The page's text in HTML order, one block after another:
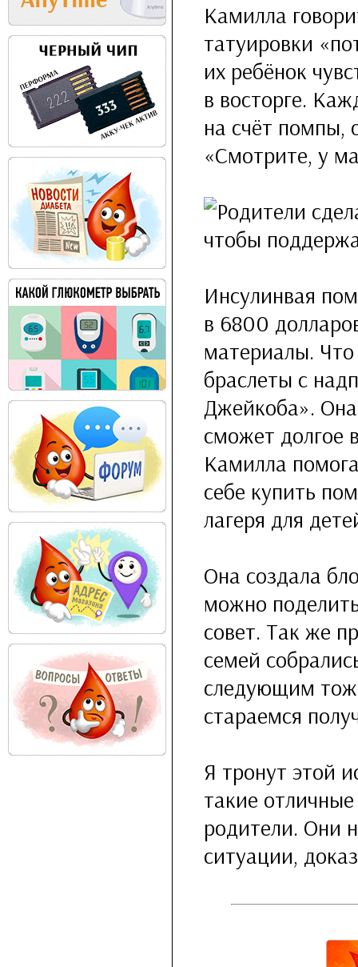
Камилла
татуировки
их ребёнок
в восторге.
на счёт помпы,
«Смотрите, у
Инсулинвая
в 6800
материалы.
браслеты с
Джейкоба».
сможет долгое
Камилла
себе купить
лагеря для
Она создала
можно
совет. Так же
семей
следующим
стараемся
Я тронут этой
такие
родители. Они
ситуации,